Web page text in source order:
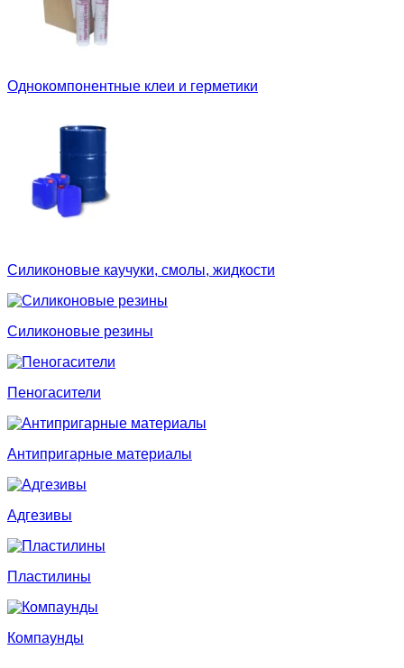
Однокомпонентные клеи и герметики
Силиконовые каучуки, смолы, жидкости
Силиконовые резины
Пеногасители
Антипригарные материалы
Адгезивы
Пластилины
Компаунды